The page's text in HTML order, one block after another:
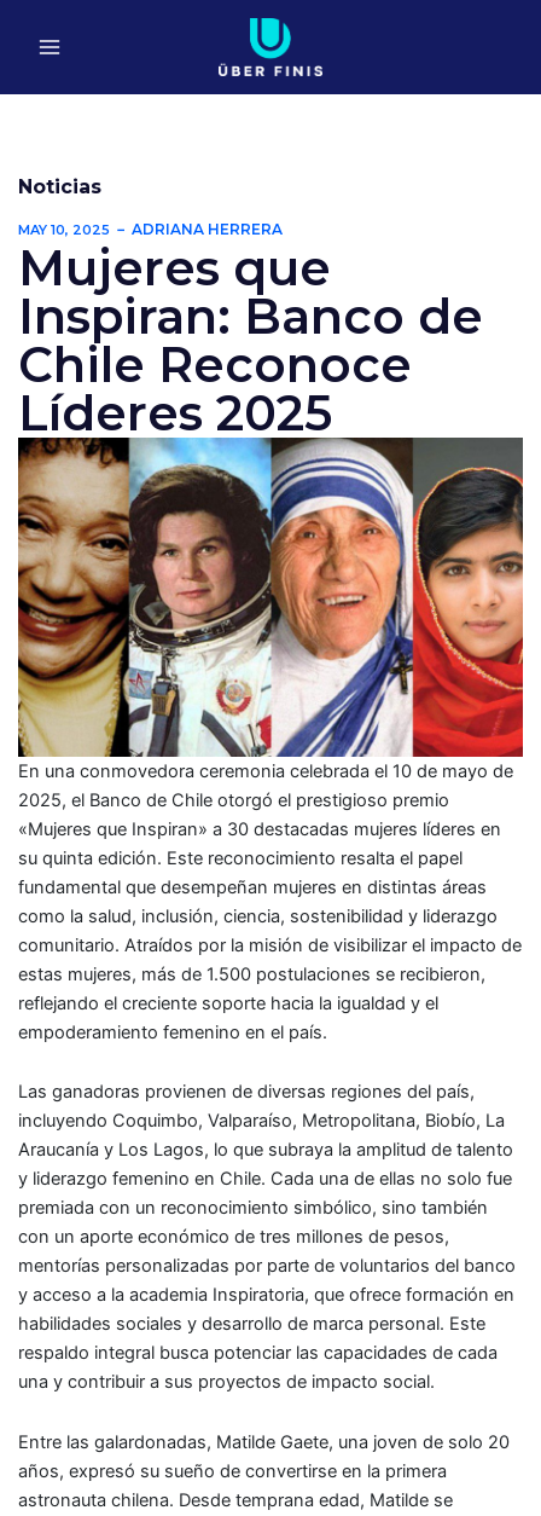
Noticias
MAY 10, 2025 ADRIANA HERRERA
Mujeres que
Inspiran: Banco de
Chile Reconoce
Líderes 2025
En una conmovedora ceremonia celebrada el 10 de mayo de
2025, el Banco de Chile otorgó el prestigioso premio
«Mujeres que Inspiran» a 30 destacadas mujeres líderes en
su quinta edición. Este reconocimiento resalta el papel
fundamental que desempeñan mujeres en distintas áreas
como la salud, inclusión, ciencia, sostenibilidad y liderazgo
comunitario. Atraídos por la misión de visibilizar el impacto de
estas mujeres, más de 1.500 postulaciones se recibieron,
reflejando el creciente soporte hacia la igualdad y el
empoderamiento femenino en el país.
Las ganadoras provienen de diversas regiones del país,
incluyendo Coquimbo, Valparaíso, Metropolitana, Biobío, La
Araucanía y Los Lagos, lo que subraya la amplitud de talento
y liderazgo femenino en Chile. Cada una de ellas no solo fue
premiada con un reconocimiento simbólico, sino también
con un aporte económico de tres millones de pesos,
mentorías personalizadas por parte de voluntarios del banco
y acceso a la academia Inspiratoria, que ofrece formación en
habilidades sociales y desarrollo de marca personal. Este
respaldo integral busca potenciar las capacidades de cada
una y contribuir a sus proyectos de impacto social.
Entre las galardonadas, Matilde Gaete, una joven de solo 20
años, expresó su sueño de convertirse en la primera
astronauta chilena. Desde temprana edad, Matilde se